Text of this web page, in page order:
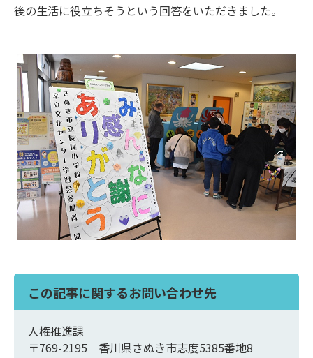
後の生活に役立ちそうという回答をいただきました。
この記事に関するお問い合わせ先
人権推進課
〒769-2195 香川県さぬき市志度5385番地8